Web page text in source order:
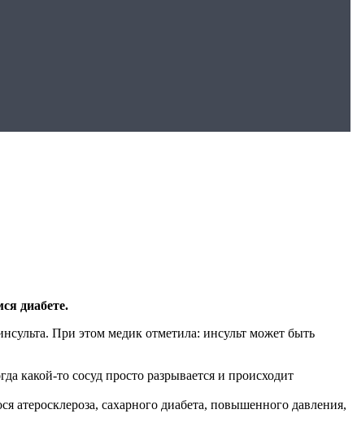
диабете.
При этом медик отметила: инсульт может быть
какой-то сосуд просто разрывается и происходит
атеросклероза, сахарного диабета, повышенного давления,